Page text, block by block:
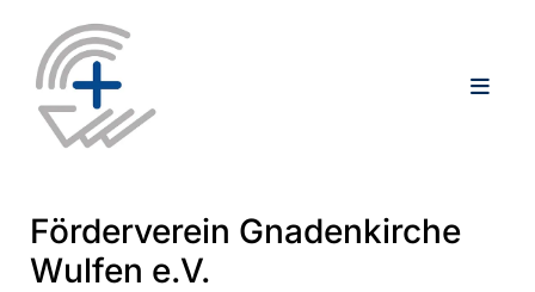
Förderverein Gnadenkirche
Wulfen e.V.